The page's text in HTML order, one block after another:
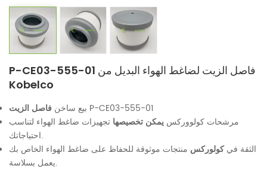
P-CE03-555-01 فاصل الزيت لضاغط الهواء البديل من
Kobelco
بيع ساخن P-CE03-555-01
مرشحات كولووركس يمكن تخصيصها تجهيزات ضاغط الهواء لتناسب
احتياجاتك.
الثقة فيكولوركس منتجات موثوقة للحفاظ على ضاغط الهواء الخاص بك
يعمل بسلاسة.